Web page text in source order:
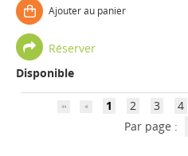
Ajouter au panier
Réserver
Disponible
1 2 3 4
Par page :
déconnecter)